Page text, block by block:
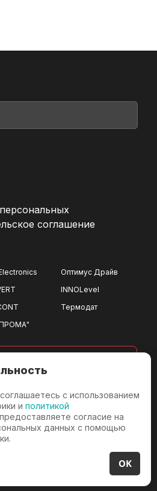
соглашение
Оптимус Драйв
INNOLevel
Термодат
с использованием
и политикой
, предоставляете согласие на
данных с помощью
OK